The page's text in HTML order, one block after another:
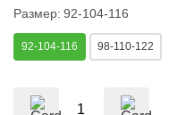
Размер: 92-104-116
92-104-116 98-110-122